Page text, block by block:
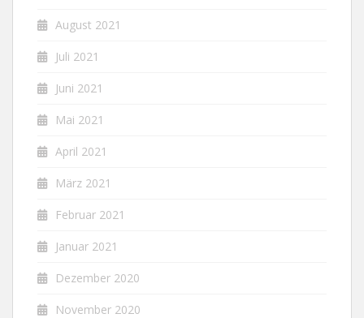
August 2021
Juli 2021
Juni 2021
Mai 2021
April 2021
März 2021
Februar 2021
Januar 2021
Dezember 2020
November 2020